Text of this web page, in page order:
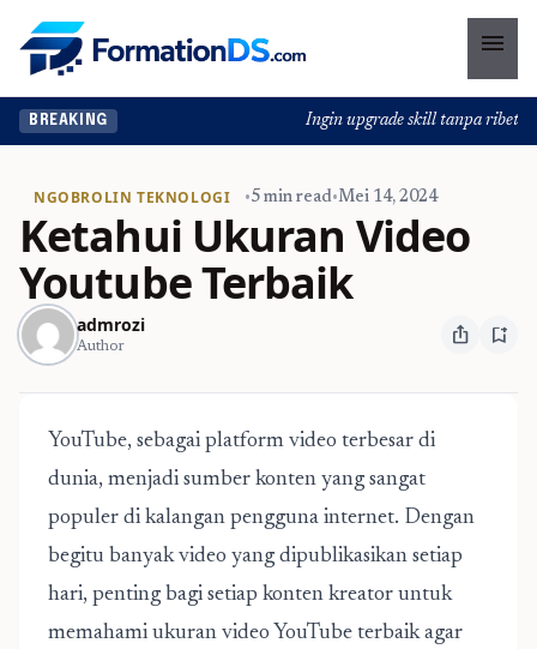
menu
BREAKING Ingin upgrade skill tanpa ribet?
NGOBROLIN TEKNOLOGI •5 min read•Mei 14, 2024
Ketahui Ukuran Video
Youtube Terbaik
admrozi
Author ios_share bookmark_add
YouTube, sebagai platform video terbesar di
dunia, menjadi sumber konten yang sangat
populer di kalangan pengguna internet. Dengan
begitu banyak video yang dipublikasikan setiap
hari, penting bagi setiap konten kreator untuk
memahami ukuran video YouTube terbaik agar